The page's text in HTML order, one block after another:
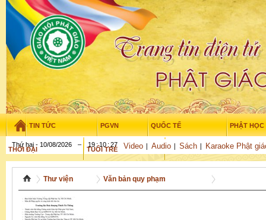
TIN TỨC PGVN QUỐC TẾ PHẬT HỌC
THỜI ĐẠI TUỔI TRẺ NGHIÊN CỨU
Video Audio Sách Karaoke Phật
Thứ hai - 10/08/2026 – 19 :10 : 28
Thư viện Văn bản quy phạm